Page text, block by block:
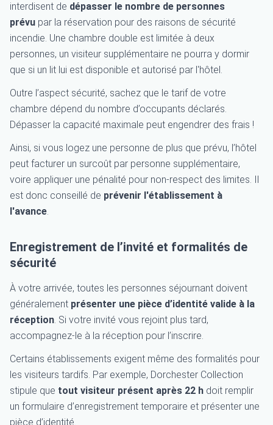
interdisent de dépasser le nombre de personnes
prévu par la réservation pour des raisons de sécurité
incendie. Une chambre double est limitée à deux
personnes, un visiteur supplémentaire ne pourra y dormir
que si un lit lui est disponible et autorisé par l'hôtel.
Outre l’aspect sécurité, sachez que le tarif de votre
chambre dépend du nombre d’occupants déclarés.
Dépasser la capacité maximale peut engendrer des frais !
Ainsi, si vous logez une personne de plus que prévu, l’hôtel
peut facturer un surcoût par personne supplémentaire,
voire appliquer une pénalité pour non-respect des limites. Il
est donc conseillé de prévenir l'établissement à
l'avance.
Enregistrement de l’invité et formalités de
sécurité
À votre arrivée, toutes les personnes séjournant doivent
généralement présenter une pièce d’identité valide à la
réception. Si votre invité vous rejoint plus tard,
accompagnez-le à la réception pour l’inscrire.
Certains établissements exigent même des formalités pour
les visiteurs tardifs. Par exemple, Dorchester Collection
stipule que tout visiteur présent après 22 h doit remplir
un formulaire d’enregistrement temporaire et présenter une
pièce d’identité.